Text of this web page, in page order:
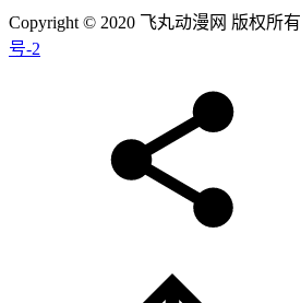
Copyright © 2020 飞丸动漫网 版权所有
号-2